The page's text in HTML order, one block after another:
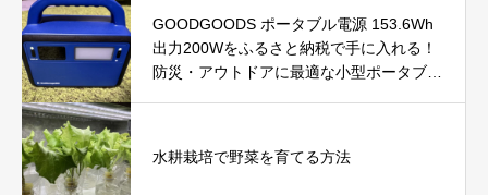
GOODGOODS ポータブル電源 153.6Wh
出力200Wをふるさと納税で手に入れる！
防災・アウトドアに最適な小型ポータブル
水耕栽培で野菜を育てる方法